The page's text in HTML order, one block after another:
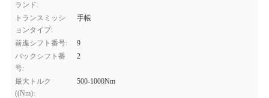
ランド:
トランスミッシ
ョンタイプ:
手帳
前進シフト番号:
9
バックシフト番
号:
2
最大トルク
((Nm):
500-1000Nm